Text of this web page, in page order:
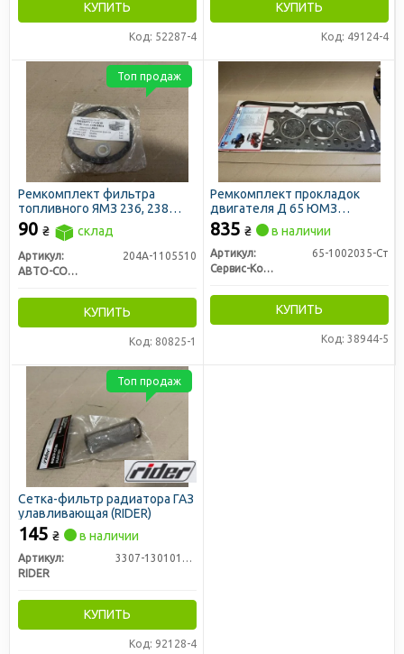
КУПИТЬ
Код: 52287-4
КУПИТЬ
Код: 49124-4
Ремкомплект фильтра
топливного ЯМЗ 236, 238
грубой очистки (3-и
наименования)
90 ₴ склад
Артикул:
204А-1105510
АВТО-СОЮЗ 88
КУПИТЬ
Код: 80825-1
Топ продаж
Ремкомплект прокладок
двигателя Д 65 ЮМЗ
STANDART (28 наименований)
(пр-во Сервис-Комплектация)
835 ₴ в наличии
Артикул:
65-1002035-Ст
Сервис-Комплектация ООО, Украина
КУПИТЬ
Код: 38944-5
Сетка-фильтр радиатора ГАЗ
улавливающая (RIDER)
145 ₴ в наличии
Артикул:
3307-1301010-55
RIDER
КУПИТЬ
Код: 92128-4
Топ продаж